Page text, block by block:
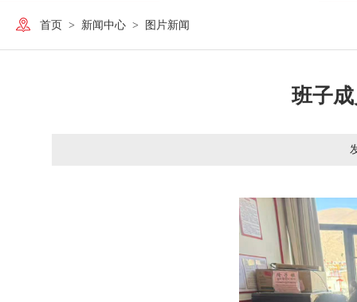
首页 > 新闻中心 > 图片新闻
班子